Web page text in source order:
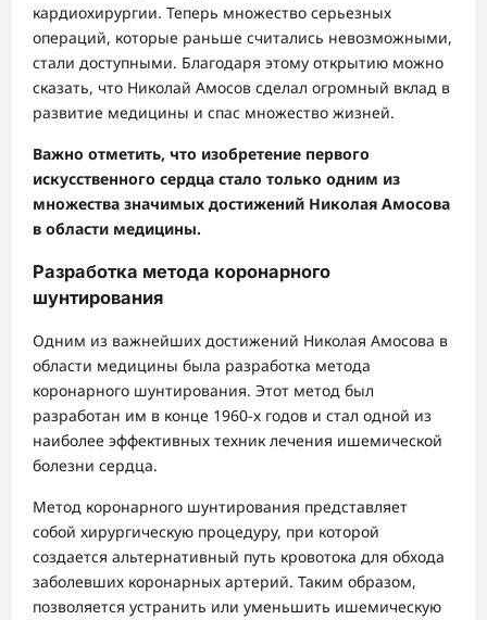
кардиохирургии. Теперь множество серьезных
операций, которые раньше считались невозможными,
стали доступными. Благодаря этому открытию можно
сказать, что Николай Амосов сделал огромный вклад в
развитие медицины и спас множество жизней.
Важно отметить, что изобретение первого
искусственного сердца стало только одним из
множества значимых достижений Николая Амосова
в области медицины.
Разработка метода коронарного
шунтирования
Одним из важнейших достижений Николая Амосова в
области медицины была разработка метода
коронарного шунтирования. Этот метод был
разработан им в конце 1960-х годов и стал одной из
наиболее эффективных техник лечения ишемической
болезни сердца.
Метод коронарного шунтирования представляет
собой хирургическую процедуру, при которой
создается альтернативный путь кровотока для обхода
заболевших коронарных артерий. Таким образом,
позволяется устранить или уменьшить ишемическую